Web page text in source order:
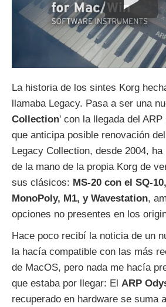
La historia de los sintes Korg
llamaba Legacy. Pasa a ser una
Collection' con la llegada del
que anticipa posible renovación
Legacy Collection, desde 2004,
de la mano de la propia Korg de
sus clásicos: MS-20 con el SQ-
MonoPoly, M1, y Wavestation,
opciones no presentes en los
Hace poco recibí la noticia de un
la hacía compatible con las más
de MacOS, pero nada me hacía
que estaba por llegar: El ARP
recuperado en hardware se suma